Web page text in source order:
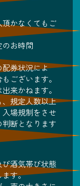
かなくてもご
お時間
券状況によ
ございます。
来かねます。
規定人数以上
場規制をさせ
断となります
酒気帯び状態
ます。